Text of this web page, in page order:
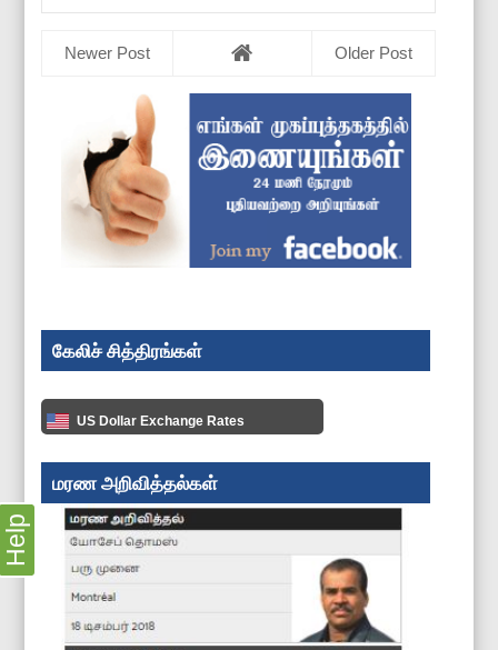
Newer Post Older Post
கேலிச் சித்திரங்கள்
US Dollar Exchange Rates
மரண அறிவித்தல்கள்
Help